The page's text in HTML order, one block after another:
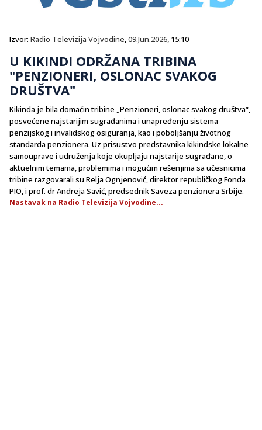
Izvor: Radio Televizija Vojvodine,09.Jun.2026, 15:10
U KIKINDI ODRŽANA TRIBINA
"PENZIONERI, OSLONAC SVAKOG
DRUŠTVA"
Kikinda je bila domaćin tribine „Penzioneri, oslonac svakog društva“,
posvećene najstarijim sugrađanima i unapređenju sistema
penzijskog i invalidskog osiguranja, kao i poboljšanju životnog
standarda penzionera. Uz prisustvo predstavnika kikindske lokalne
samouprave i udruženja koje okupljaju najstarije sugrađane, o
aktuelnim temama, problemima i mogućim rešenjima sa učesnicima
tribine razgovarali su Relja Ognjenović, direktor republičkog Fonda
PIO, i prof. dr Andreja Savić, predsednik Saveza penzionera Srbije.
Nastavak na Radio Televizija Vojvodine...